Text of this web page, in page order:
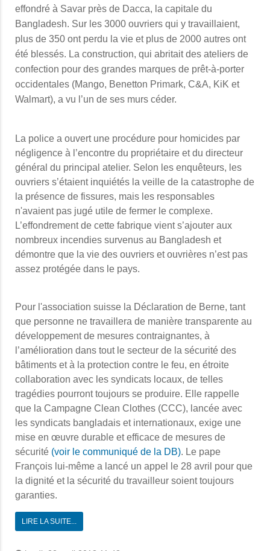
effondré à Savar près de Dacca, la capitale du
Bangladesh. Sur les 3000 ouvriers qui y travaillaient,
plus de 350 ont perdu la vie et plus de 2000 autres ont
été blessés. La construction, qui abritait des ateliers de
confection pour des grandes marques de prêt-à-porter
occidentales (Mango, Benetton Primark, C&A, KiK et
Walmart), a vu l’un de ses murs céder.
La police a ouvert une procédure pour homicides par
négligence à l’encontre du propriétaire et du directeur
général du principal atelier. Selon les enquêteurs, les
ouvriers s’étaient inquiétés la veille de la catastrophe de
la présence de fissures, mais les responsables
n'avaient pas jugé utile de fermer le complexe.
L’effondrement de cette fabrique vient s’ajouter aux
nombreux incendies survenus au Bangladesh et
démontre que la vie des ouvriers et ouvrières n’est pas
assez protégée dans le pays.
Pour l'association suisse la Déclaration de Berne, tant
que personne ne travaillera de manière transparente au
développement de mesures contraignantes, à
l’amélioration dans tout le secteur de la sécurité des
bâtiments et à la protection contre le feu, en étroite
collaboration avec les syndicats locaux, de telles
tragédies pourront toujours se produire. Elle rappelle
que la Campagne Clean Clothes (CCC), lancée avec
les syndicats bangladais et internationaux, exige une
mise en œuvre durable et efficace de mesures de
sécurité (voir le communiqué de la DB). Le pape
François lui-même a lancé un appel le 28 avril pour que
la dignité et la sécurité du travailleur soient toujours
garanties.
LIRE LA SUITE...